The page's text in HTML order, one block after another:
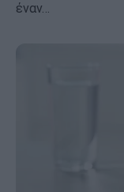
έναν…